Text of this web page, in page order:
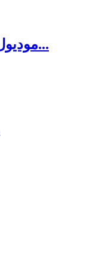
موديول مزيح مستوى جهد منطقي...